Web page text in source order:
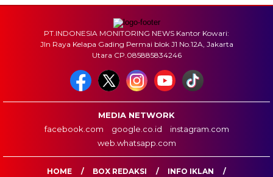
PT.INDONESIA MONITORING NEWS Kantor Kowari:
Jln Raya Kelapa Gading Permai blok J1 No.12A, Jakarta
Utara CP.085885834246
MEDIA NETWORK
facebook.com
google.co.id
instagram.com
web.whatsapp.com
HOME BOX REDAKSI INFO IKLAN